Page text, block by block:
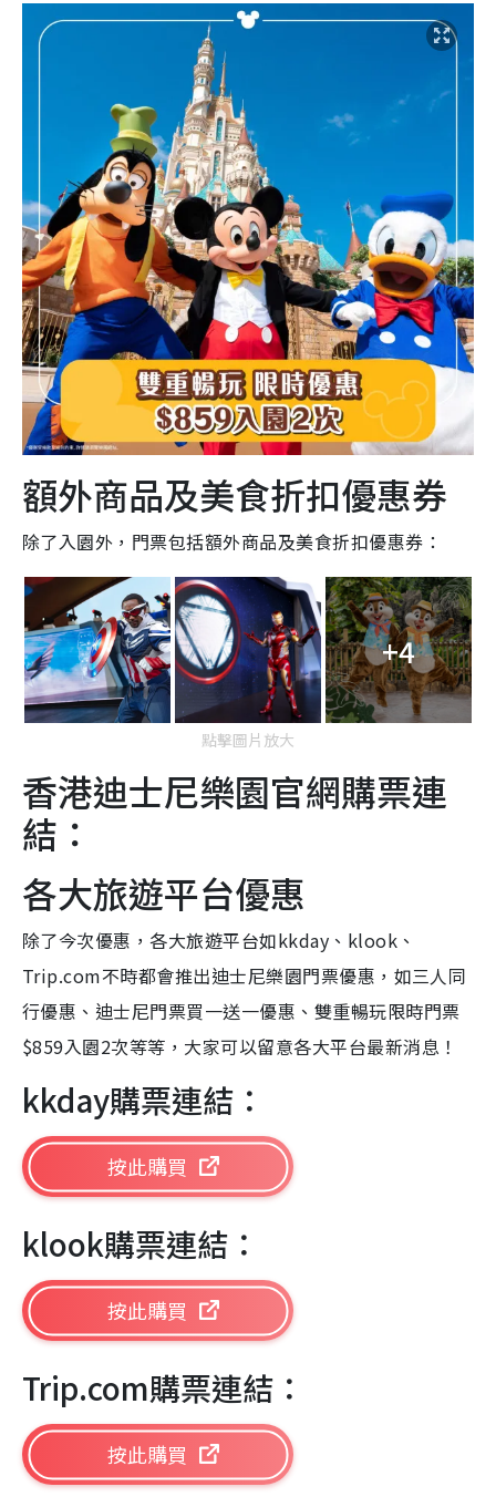
額外商品及美食折扣優惠券
除了入園外，門票包括額外商品及美食折扣優惠券：
+4
點擊圖片放大
香港迪士尼樂園官網購票連
結：
各大旅遊平台優惠
除了今次優惠，各大旅遊平台如kkday、klook、
Trip.com不時都會推出迪士尼樂園門票優惠，如三人同
行優惠、迪士尼門票買一送一優惠、雙重暢玩限時門票
$859入園2次等等，大家可以留意各大平台最新消息！
kkday購票連結：
按此購買
klook購票連結：
按此購買
Trip.com購票連結：
按此購買